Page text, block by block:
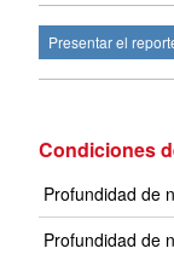
Presentar el
Condiciones
Profundidad de
Profundidad de